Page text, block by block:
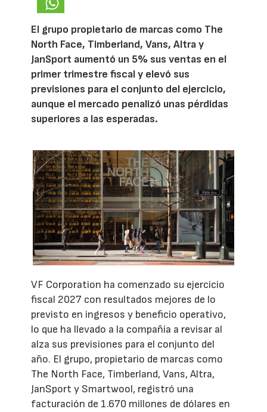
El grupo propietario de marcas como The
North Face, Timberland, Vans, Altra y
JanSport aumentó un 5% sus ventas en el
primer trimestre fiscal y elevó sus
previsiones para el conjunto del ejercicio,
aunque el mercado penalizó unas pérdidas
superiores a las esperadas.
VF Corporation ha comenzado su ejercicio
fiscal 2027 con resultados mejores de lo
previsto en ingresos y beneficio operativo,
lo que ha llevado a la compañía a revisar al
alza sus previsiones para el conjunto del
año. El grupo, propietario de marcas como
The North Face, Timberland, Vans, Altra,
JanSport y Smartwool, registró una
facturación de 1.670 millones de dólares en